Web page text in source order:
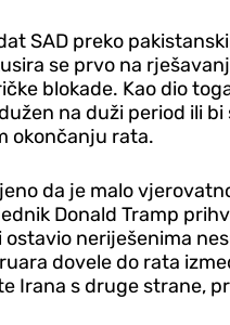
SAD preko
se prvo na
blokade. Kao dio
na duži period ili bi
okončanju rata.
da je malo
Donald Tramp
ostavio neriješenima
dovele do rata
Irana s druge strane,